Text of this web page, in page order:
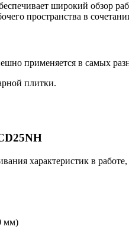
широкий обзор
пространства в
применяется в самых
плитки.
характеристик в
мм)